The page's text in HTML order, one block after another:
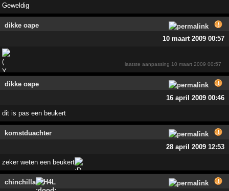
Geweldig
dikke oape
10 maart 2009 00:57
laatste aanpassing 10 maart 2009 00:57
dikke oape
16 april 2009 00:46
dit is pas een beukert
komstduachter
28 april 2009 12:53
zeker weten een beukert
chinchilla
H4L